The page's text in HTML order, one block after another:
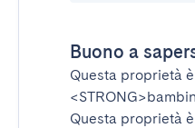
Buono a
Questa proprietà
Questa proprietà